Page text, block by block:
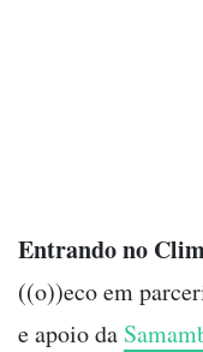
Entrando no
((o))eco em
e apoio da